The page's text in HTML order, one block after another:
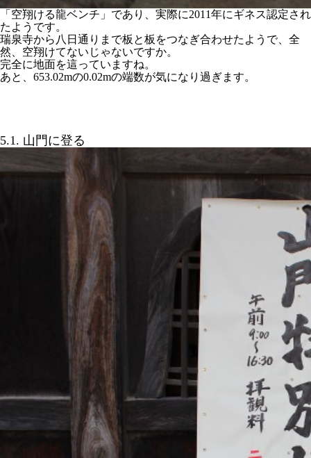
「空翔ける龍ベンチ」であり、実際に2011年にギネス認定され
たようです。
瑞泉寺から八日通りまで板と板をつなぎ合わせたようで、全
然、空翔けてないじゃないですか。
完全に地面を這っていますね。
あと、653.02mの0.02mの端数が気になり過ぎます。
5.1. 山門に登る